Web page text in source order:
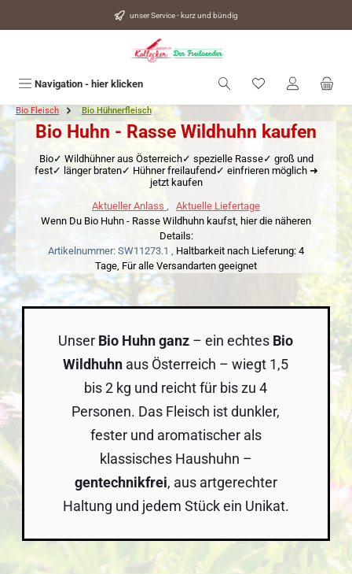
unser Service - kurz und bündig
Navigation - hier klicken Du hast 0
Bio Fleisch Bio Hühnerfleisch
Bio Huhn - Rasse Wildhuhn kaufen
Bio✓ Wildhühner aus Österreich✓ spezielle Rasse✓ groß und
fest✓ länger braten✓ Hühner freilaufend✓ einfrieren möglich ➜
jetzt kaufen
Aktueller Anlass
Aktuelle Liefertage
Wenn Du Bio Huhn - Rasse Wildhuhn kaufst, hier die näheren
Details:
Artikelnummer: SW11273.1 , Haltbarkeit nach Lieferung: 4
Tage, Für alle Versandarten geeignet
Unser Bio Huhn ganz – ein echtes Bio
Wildhuhn aus Österreich – wiegt 1,5
bis 2 kg und reicht für bis zu 4
Personen. Das Fleisch ist dunkler,
fester und aromatischer als
klassisches Haushuhn –
gentechnikfrei, aus artgerechter
Haltung und jedem Stück ein Unikat.